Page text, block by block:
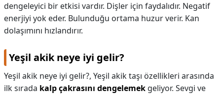
KAPLICALAR
İLETİŞİM
dengeleyici bir etkisi vardır. Dişler için faydalıdır. Negatif
enerjiyi yok eder. Bulunduğu ortama huzur verir. Kan
dolaşımını hızlandırır.
Yeşil akik neye iyi gelir?
Yeşil akik neye iyi gelir?, Yeşil akik taşı özellikleri arasında
ilk sırada kalp çakrasını dengelemek geliyor. Sevgi ve